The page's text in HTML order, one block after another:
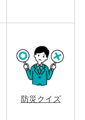
防災クイズ